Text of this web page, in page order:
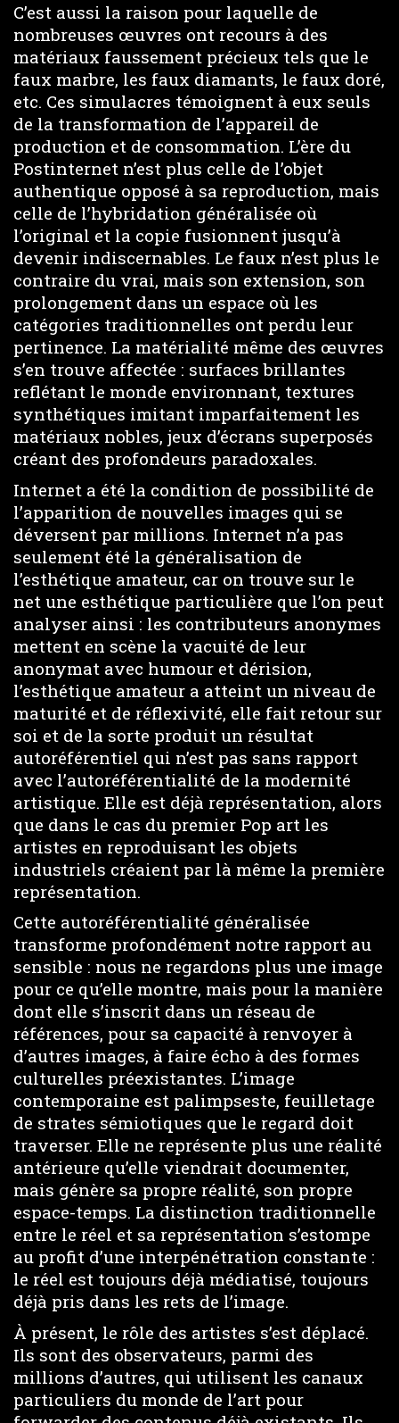
C’est aussi la raison pour laquelle de
nombreuses œuvres ont recours à des
matériaux faussement précieux tels que le
faux marbre, les faux diamants, le faux doré,
etc. Ces simulacres témoignent à eux seuls
de la transformation de l’appareil de
production et de consommation. L’ère du
Postinternet n’est plus celle de l’objet
authentique opposé à sa reproduction, mais
celle de l’hybridation généralisée où
l’original et la copie fusionnent jusqu’à
devenir indiscernables. Le faux n’est plus le
contraire du vrai, mais son extension, son
prolongement dans un espace où les
catégories traditionnelles ont perdu leur
pertinence. La matérialité même des œuvres
s’en trouve affectée : surfaces brillantes
reflétant le monde environnant, textures
synthétiques imitant imparfaitement les
matériaux nobles, jeux d’écrans superposés
créant des profondeurs paradoxales.
Internet a été la condition de possibilité de
l’apparition de nouvelles images qui se
déversent par millions. Internet n’a pas
seulement été la généralisation de
l’esthétique amateur, car on trouve sur le
net une esthétique particulière que l’on peut
analyser ainsi : les contributeurs anonymes
mettent en scène la vacuité de leur
anonymat avec humour et dérision,
l’esthétique amateur a atteint un niveau de
maturité et de réflexivité, elle fait retour sur
soi et de la sorte produit un résultat
autoréférentiel qui n’est pas sans rapport
avec l’autoréférentialité de la modernité
artistique. Elle est déjà représentation, alors
que dans le cas du premier Pop art les
artistes en reproduisant les objets
industriels créaient par là même la première
représentation.
Cette autoréférentialité généralisée
transforme profondément notre rapport au
sensible : nous ne regardons plus une image
pour ce qu’elle montre, mais pour la manière
dont elle s’inscrit dans un réseau de
références, pour sa capacité à renvoyer à
d’autres images, à faire écho à des formes
culturelles préexistantes. L’image
contemporaine est palimpseste, feuilletage
de strates sémiotiques que le regard doit
traverser. Elle ne représente plus une réalité
antérieure qu’elle viendrait documenter,
mais génère sa propre réalité, son propre
espace-temps. La distinction traditionnelle
entre le réel et sa représentation s’estompe
au profit d’une interpénétration constante :
le réel est toujours déjà médiatisé, toujours
déjà pris dans les rets de l’image.
À présent, le rôle des artistes s’est déplacé.
Ils sont des observateurs, parmi des
millions d’autres, qui utilisent les canaux
particuliers du monde de l’art pour